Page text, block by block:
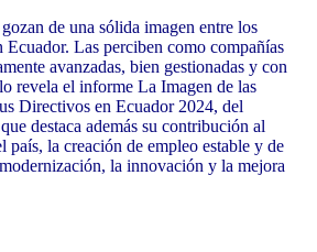
de una sólida imagen entre los
Ecuador. Las perciben como compañías
avanzadas, bien gestionadas y con
revela el informe La Imagen de las
Directivos en Ecuador 2024, del
destaca además su contribución al
país, la creación de empleo estable y de
la innovación y la mejora